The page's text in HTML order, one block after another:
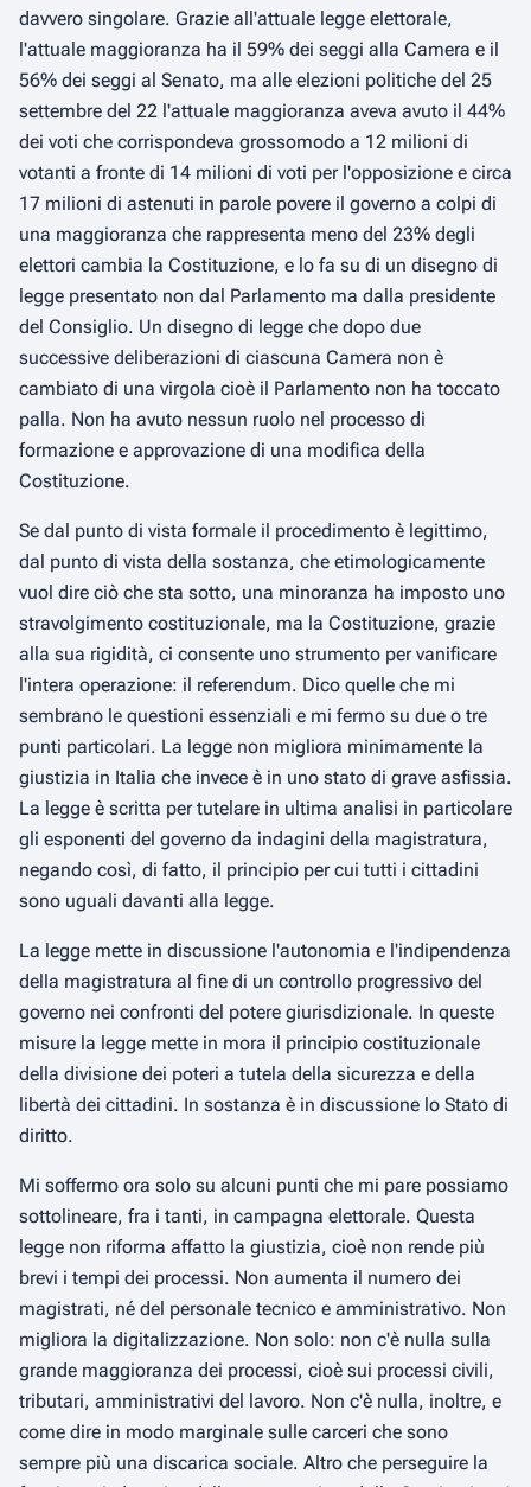
davvero singolare. Grazie all'attuale legge elettorale,
l'attuale maggioranza ha il 59% dei seggi alla Camera e il
56% dei seggi al Senato, ma alle elezioni politiche del 25
settembre del 22 l'attuale maggioranza aveva avuto il 44%
dei voti che corrispondeva grossomodo a 12 milioni di
votanti a fronte di 14 milioni di voti per l'opposizione e circa
17 milioni di astenuti in parole povere il governo a colpi di
una maggioranza che rappresenta meno del 23% degli
elettori cambia la Costituzione, e lo fa su di un disegno di
legge presentato non dal Parlamento ma dalla presidente
del Consiglio. Un disegno di legge che dopo due
successive deliberazioni di ciascuna Camera non è
cambiato di una virgola cioè il Parlamento non ha toccato
palla. Non ha avuto nessun ruolo nel processo di
formazione e approvazione di una modifica della
Costituzione.
Se dal punto di vista formale il procedimento è legittimo,
dal punto di vista della sostanza, che etimologicamente
vuol dire ciò che sta sotto, una minoranza ha imposto uno
stravolgimento costituzionale, ma la Costituzione, grazie
alla sua rigidità, ci consente uno strumento per vanificare
l'intera operazione: il referendum. Dico quelle che mi
sembrano le questioni essenziali e mi fermo su due o tre
punti particolari. La legge non migliora minimamente la
giustizia in Italia che invece è in uno stato di grave asfissia.
La legge è scritta per tutelare in ultima analisi in particolare
gli esponenti del governo da indagini della magistratura,
negando così, di fatto, il principio per cui tutti i cittadini
sono uguali davanti alla legge.
La legge mette in discussione l'autonomia e l'indipendenza
della magistratura al fine di un controllo progressivo del
governo nei confronti del potere giurisdizionale. In queste
misure la legge mette in mora il principio costituzionale
della divisione dei poteri a tutela della sicurezza e della
libertà dei cittadini. In sostanza è in discussione lo Stato di
diritto.
Mi soffermo ora solo su alcuni punti che mi pare possiamo
sottolineare, fra i tanti, in campagna elettorale. Questa
legge non riforma affatto la giustizia, cioè non rende più
brevi i tempi dei processi. Non aumenta il numero dei
magistrati, né del personale tecnico e amministrativo. Non
migliora la digitalizzazione. Non solo: non c'è nulla sulla
grande maggioranza dei processi, cioè sui processi civili,
tributari, amministrativi del lavoro. Non c'è nulla, inoltre, e
come dire in modo marginale sulle carceri che sono
sempre più una discarica sociale. Altro che perseguire la